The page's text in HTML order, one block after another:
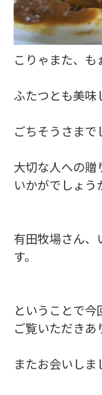
こりゃまた、も
ふたつとも美味
ごちそうさまで
大切な人への贈
いかがでしょう
有田牧場さん、
す。
ということで今
ご覧いただきあ
またお会いしま